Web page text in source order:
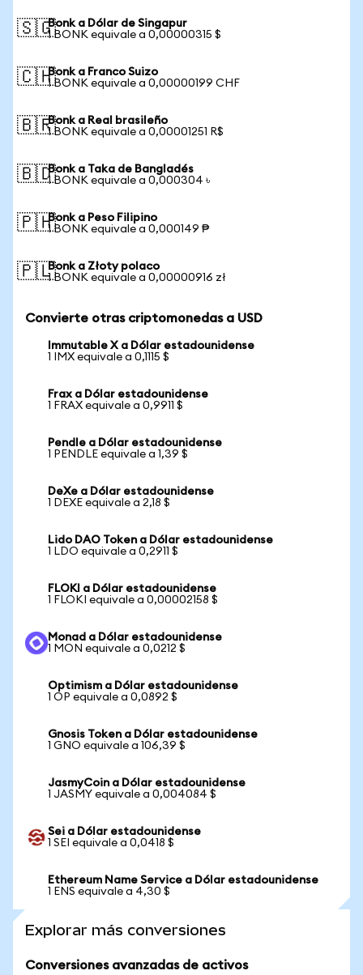
🇸🇬Bonk a Dólar de Singapur
1 BONK equivale a 0,00000315 $
🇨🇭Bonk a Franco Suizo
1 BONK equivale a 0,00000199 CHF
🇧🇷Bonk a Real brasileño
1 BONK equivale a 0,00001251 R$
🇧🇩Bonk a Taka de Bangladés
1 BONK equivale a 0,000304 ৳
🇵🇭Bonk a Peso Filipino
1 BONK equivale a 0,000149 ₱
🇵🇱Bonk a Złoty polaco
1 BONK equivale a 0,00000916 zł
Convierte otras criptomonedas a USD
Immutable X a Dólar estadounidense
1 IMX equivale a 0,1115 $
Frax a Dólar estadounidense
1 FRAX equivale a 0,9911 $
Pendle a Dólar estadounidense
1 PENDLE equivale a 1,39 $
DeXe a Dólar estadounidense
1 DEXE equivale a 2,18 $
Lido DAO Token a Dólar estadounidense
1 LDO equivale a 0,2911 $
FLOKI a Dólar estadounidense
1 FLOKI equivale a 0,00002158 $
Monad a Dólar estadounidense
1 MON equivale a 0,0212 $
Optimism a Dólar estadounidense
1 OP equivale a 0,0892 $
Gnosis Token a Dólar estadounidense
1 GNO equivale a 106,39 $
JasmyCoin a Dólar estadounidense
1 JASMY equivale a 0,004084 $
Sei a Dólar estadounidense
1 SEI equivale a 0,0418 $
Ethereum Name Service a Dólar estadounidense
1 ENS equivale a 4,30 $
Explorar más conversiones
Conversiones avanzadas de activos